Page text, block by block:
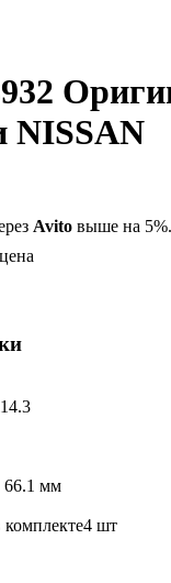
NISSAN
Avito выше на 5%.
66.1 мм
комплекте4 шт